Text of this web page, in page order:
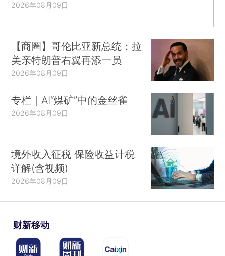
2026年08月09日
【商圈】哥伦比亚新总统：拉
美亲特朗普右翼再添一员
2026年08月09日
专栏｜AI“煤矿”中的金丝雀
2026年08月09日
境外收入征税 保险收益计税
详解(含视频)
2026年08月09日
财新移动